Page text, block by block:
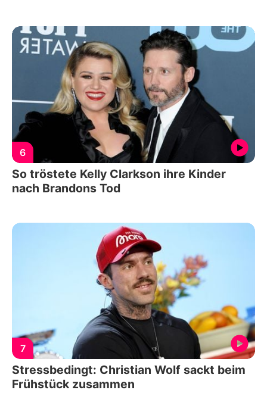
6
So tröstete Kelly Clarkson ihre Kinder
nach Brandons Tod
7
Stressbedingt: Christian Wolf sackt beim
Frühstück zusammen